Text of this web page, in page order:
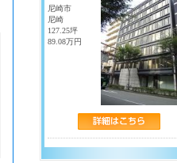
・淀屋橋 ・北浜
・天満橋 ・京橋
・中之島 ・渡辺橋
・大江橋 ・なにわ橋
・本町
・
阿波座
千日前線
・野田阪神 ・野田
尼崎市
尼崎
127.25坪
89.08万円